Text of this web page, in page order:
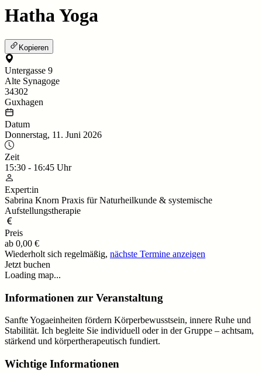
Hatha Yoga
Kopieren
Untergasse 9
Alte Synagoge
34302
Guxhagen
Datum
Donnerstag, 11. Juni 2026
Zeit
15:30 - 16:45 Uhr
Expert:in
Sabrina Knorn Praxis für Naturheilkunde & systemische
Aufstellungstherapie
Preis
ab 0,00 €
Wiederholt sich regelmäßig, nächste Termine anzeigen
Jetzt buchen
Loading map...
Informationen zur Veranstaltung
Sanfte Yogaeinheiten fördern Körperbewusstsein, innere Ruhe und
Stabilität. Ich begleite Sie individuell oder in der Gruppe – achtsam,
stärkend und körpertherapeutisch fundiert.
Wichtige Informationen